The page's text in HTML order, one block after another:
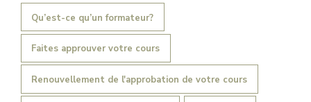
Qu’est-ce qu’un formateur?
Faites approuver votre cours
Renouvellement de l'approbation de votre cours